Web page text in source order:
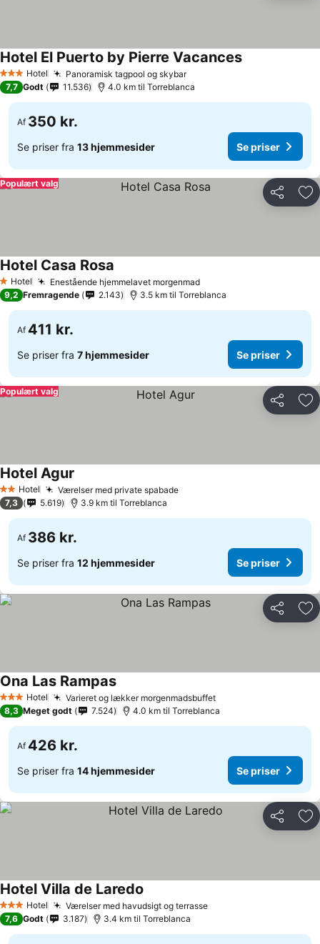
3 StjernerHotel Panoramisk tagpool og skybarSe priser
Hotel El Puerto by Pierre VacancesSe priser
7,7 Godt 11.536 4.0 km til Torreblanca
Af 350 kr.
Se priser fra 13 hjemmesider Se priser
Del
Populært valg
1 Stjerner
Hotel Enestående hjemmelavet morgenmadSe priser
Hotel Casa Rosa
9,2 Fremragende 2.143 3.5 km til Torreblanca
Af 411 kr.
Se priser fra 7 hjemmesider Se priser
Del
Populært valg
2 Stjerner
Hotel Værelser med private spabadeSe priser
Hotel Agur
7,3 5.619 3.9 km til Torreblanca
Af 386 kr.
Se priser fra 12 hjemmesider Se priser
Del
3 StjernerHotel Varieret og lækker morgenmadsbuffetSe priser
Ona Las RampasSe priser
8,3 Meget godt 7.524 4.0 km til Torreblanca
Af 426 kr.
Se priser fra 14 hjemmesider Se priser
Del
3 StjernerHotel Værelser med havudsigt og terrasseSe priser
Hotel Villa de Laredo
7,6 Godt 3.187 3.4 km til Torreblanca